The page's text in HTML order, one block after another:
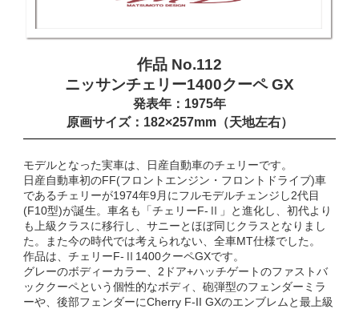
作品 No.112
ニッサンチェリー1400クーペ GX
発表年：1975年
原画サイズ：182×257mm（天地左右）
モデルとなった実車は、日産自動車のチェリーです。
日産自動車初のFF(フロントエンジン・フロントドライブ)車
であるチェリーが1974年9月にフルモデルチェンジし2代目
(F10型)が誕生。車名も「チェリーF-Ⅱ」と進化し、初代より
も上級クラスに移行し、サニーとほぼ同じクラスとなりまし
た。また今の時代では考えられない、全車MT仕様でした。
作品は、チェリーF-Ⅱ1400クーペGXです。
グレーのボディーカラー、2ドア+ハッチゲートのファストバ
ッククーペという個性的なボディ、砲弾型のフェンダーミラ
ーや、後部フェンダーにCherry F-II GXのエンブレムと最上級